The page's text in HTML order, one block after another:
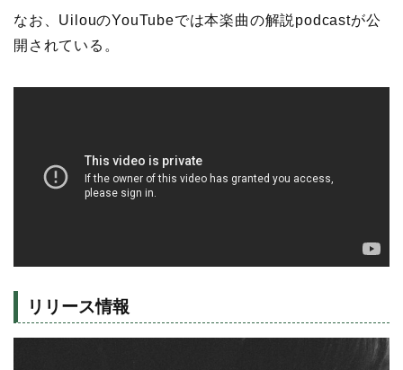
なお、UilouのYouTubeでは本楽曲の解説podcastが公
開されている。
リリース情報